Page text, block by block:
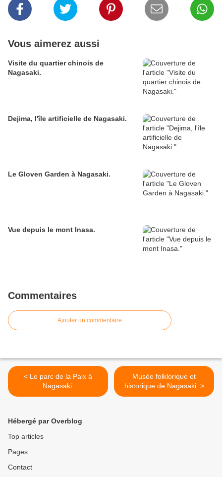
Vous aimerez aussi
Visite du quartier chinois de
Nagasaki.
Dejima, l'île artificielle de Nagasaki.
Le Gloven Garden à Nagasaki.
Vue depuis le mont Inasa.
Commentaires
Ajouter un commentaire
< Le parc de la Paix à
Nagasaki.
Musée folklorique et
historique de Nagasaki. >
Hébergé par Overblog
Top articles
Pages
Contact